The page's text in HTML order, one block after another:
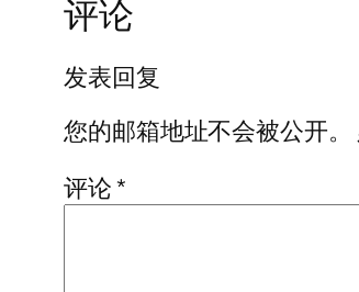
评论
发表回复
您的邮箱地址不会被公开。
评论*